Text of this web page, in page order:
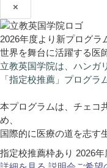
×
2026年度より新プログラ
世界を舞台に活躍する医
立教英国学院は、ハンガ
「指定校推薦」プログラ
本プログラムは、チェコ
め、
国際的に医療の道を志す
指定校推薦枠あり 2026